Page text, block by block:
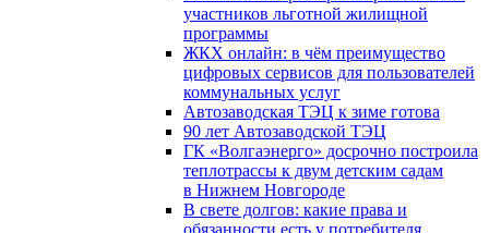
участников льготной жилищной
программы
ЖКХ онлайн: в чём преимущество
цифровых сервисов для пользователей
коммунальных услуг
Автозаводская ТЭЦ к зиме готова
90 лет Автозаводской ТЭЦ
ГК «Волгаэнерго» досрочно построила
теплотрассы к двум детским садам
в Нижнем Новгороде
В свете долгов: какие права и